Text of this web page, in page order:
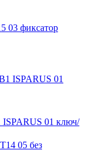
03 фиксатор
01 ключ/